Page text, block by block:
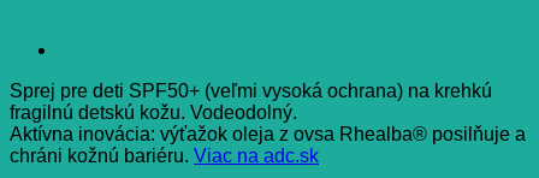
Sprej pre deti SPF50+ (veľmi vysoká ochrana) na krehkú
fragilnú detskú kožu. Vodeodolný.
Aktívna inovácia: výťažok oleja z ovsa Rhealba® posilňuje a
chráni kožnú bariéru. Viac na adc.sk